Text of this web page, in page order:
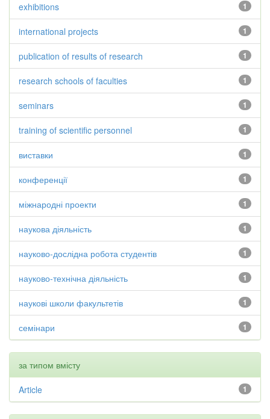
1
exhibitions
1
international projects
1
publication of results of research
1
research schools of faculties
1
seminars
1
training of scientific personnel
1
виставки
1
конференції
1
міжнародні проекти
1
наукова діяльність
1
науково-дослідна робота студентів
1
науково-технічна діяльність
1
наукові школи факультетів
1
семінари
за типом вмісту
1
Article